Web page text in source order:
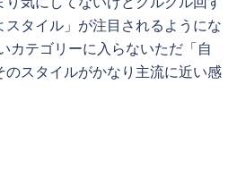
スタイル」が注目されるようにな
カテゴリーに入らないただ「自
スタイルがかなり主流に近い感